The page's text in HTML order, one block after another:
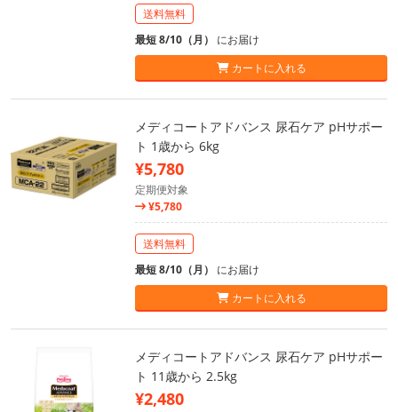
送料無料
最短 8/10（月） にお届け
カートに入れる
メディコートアドバンス 尿石ケア pHサポー
ト 1歳から 6kg
¥5,780
定期便対象
¥5,780
送料無料
最短 8/10（月） にお届け
カートに入れる
メディコートアドバンス 尿石ケア pHサポー
ト 11歳から 2.5kg
¥2,480